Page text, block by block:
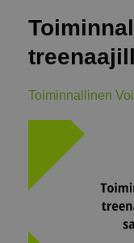
Toiminnallinen